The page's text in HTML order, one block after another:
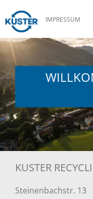
IMPRESSUM
KUSTER
Steinenbachstr. 13